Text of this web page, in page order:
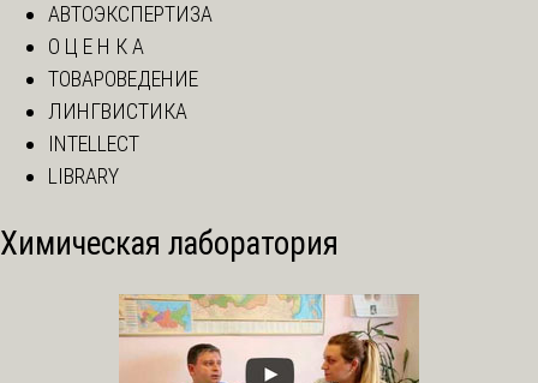
АВТОЭКСПЕРТИЗА
О Ц Е Н К А
ТОВАРОВЕДЕНИЕ
ЛИНГВИСТИКА
INTELLECT
LIBRARY
Химическая лаборатория